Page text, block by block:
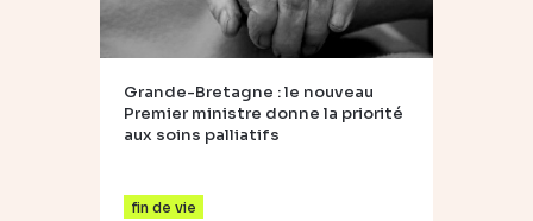
Grande-Bretagne : le nouveau
Premier ministre donne la priorité
aux soins palliatifs
fin de vie